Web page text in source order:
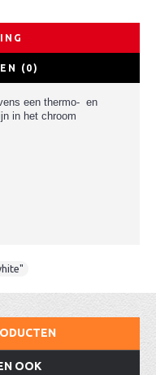
(0)
een thermo- en
in het chroom
OOK